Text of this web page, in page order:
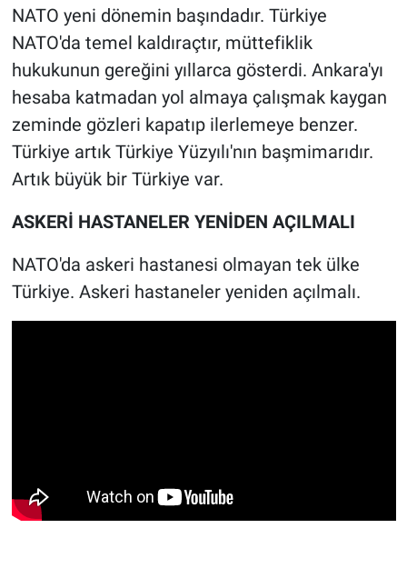
NATO yeni dönemin başındadır. Türkiye
NATO'da temel kaldıraçtır, müttefiklik
hukukunun gereğini yıllarca gösterdi. Ankara'yı
hesaba katmadan yol almaya çalışmak kaygan
zeminde gözleri kapatıp ilerlemeye benzer.
Türkiye artık Türkiye Yüzyılı'nın başmimarıdır.
Artık büyük bir Türkiye var.
ASKERİ HASTANELER YENİDEN AÇILMALI
NATO'da askeri hastanesi olmayan tek ülke
Türkiye. Askeri hastaneler yeniden açılmalı.